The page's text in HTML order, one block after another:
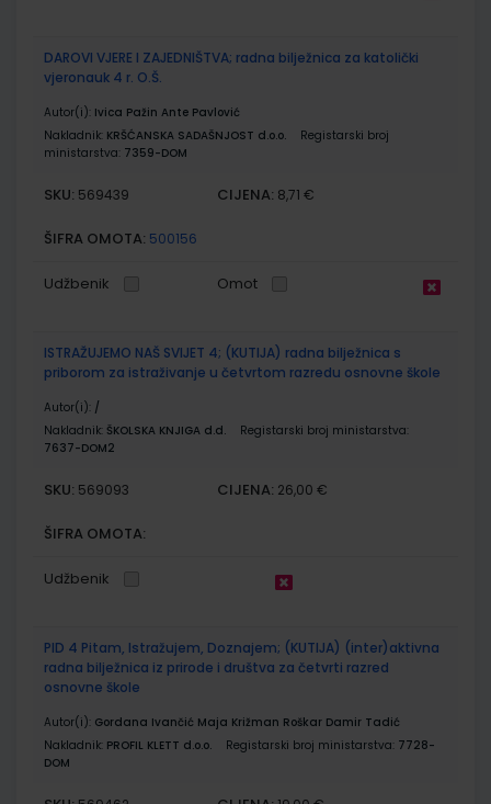
DAROVI VJERE I ZAJEDNIŠTVA; radna bilježnica za katolički
vjeronauk 4 r. O.Š.
Autor(i): Ivica Pažin Ante Pavlović
Nakladnik: KRŠĆANSKA SADAŠNJOST d.o.o.
Registarski broj
ministarstva: 7359-DOM
SKU: 569439 CIJENA: 8,71 €
ŠIFRA OMOTA: 500156
Udžbenik Omot
ISTRAŽUJEMO NAŠ SVIJET 4; (KUTIJA) radna bilježnica s
priborom za istraživanje u četvrtom razredu osnovne škole
Autor(i): /
Nakladnik: ŠKOLSKA KNJIGA d.d.
Registarski broj ministarstva:
7637-DOM2
SKU: 569093 CIJENA: 26,00 €
ŠIFRA OMOTA:
Udžbenik
PID 4 Pitam, Istražujem, Doznajem; (KUTIJA) (inter)aktivna
radna bilježnica iz prirode i društva za četvrti razred
osnovne škole
Autor(i): Gordana Ivančić Maja Križman Roškar Damir Tadić
Nakladnik: PROFIL KLETT d.o.o. Registarski broj ministarstva: 7728-
DOM